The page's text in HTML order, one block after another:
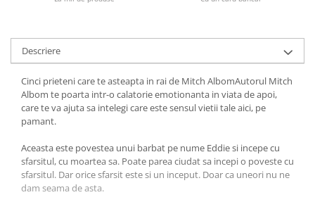
Diete si fitness
Diete si alimentatie sanatoasa
Fitness si frumusete
Diverse
Diverse
Medicina alternativa
Sa nu razi :((
Drept
Descriere
Cinci prieteni care te asteapta in rai de Mitch AlbomAutorul Mitch
Albom te poarta intr-o calatorie emotionanta in viata de apoi,
care te va ajuta sa intelegi care este sensul vietii tale aici, pe
pamant.
Aceasta este povestea unui barbat pe nume Eddie si incepe cu
sfarsitul, cu moartea sa. Poate parea ciudat sa incepi o poveste cu
sfarsitul. Dar orice sfarsit este si un inceput. Doar ca uneori nu ne
dam seama de asta.